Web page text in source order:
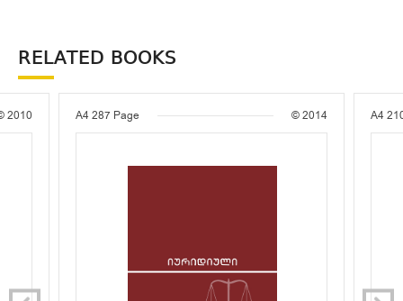
RELATED BOOKS
2010 A4 287 Page © 2014 A4